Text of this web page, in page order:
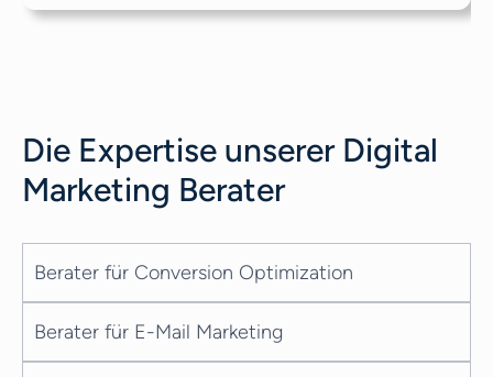
wirklich. Abgesehen von einer Website und
verschiedener Suchmaschinen und Social-
Media-Plattformen, sowie des Zustroms
von Datenverkehr auf digitalen Kanälen, ist
Die Expertise unserer Digital
Marketing Berater
Berater für Conversion Optimization
Berater für E-Mail Marketing